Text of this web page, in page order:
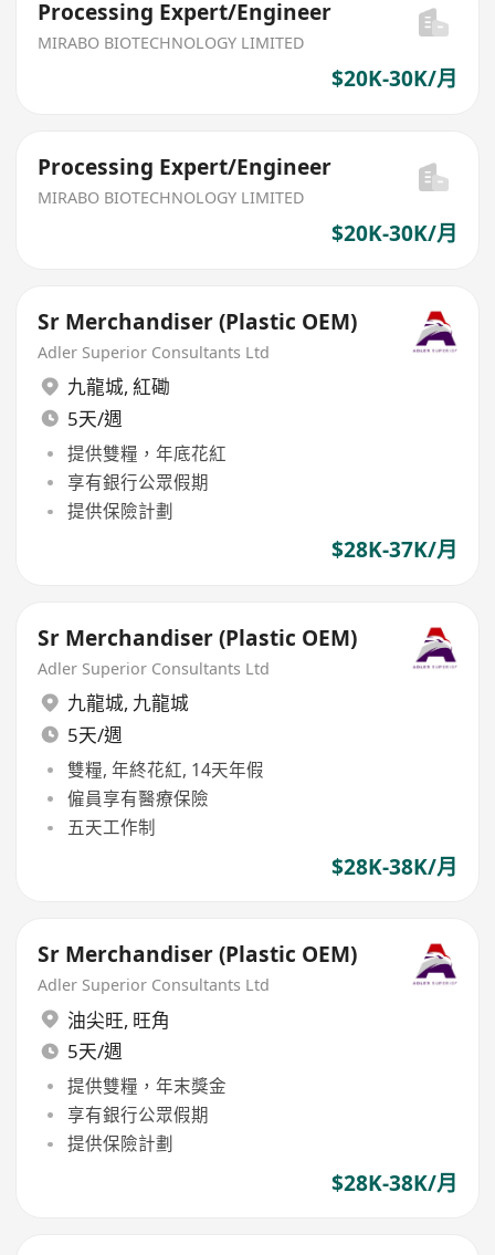
Processing Expert/Engineer
MIRABO BIOTECHNOLOGY LIMITED
$20K-30K/月
Processing Expert/Engineer
MIRABO BIOTECHNOLOGY LIMITED
$20K-30K/月
Sr Merchandiser (Plastic OEM)
Adler Superior Consultants Ltd
九龍城, 紅磡
5天/週
提供雙糧，年底花紅
享有銀行公眾假期
提供保險計劃
$28K-37K/月
Sr Merchandiser (Plastic OEM)
Adler Superior Consultants Ltd
九龍城, 九龍城
5天/週
雙糧, 年終花紅, 14天年假
僱員享有醫療保險
五天工作制
$28K-38K/月
Sr Merchandiser (Plastic OEM)
Adler Superior Consultants Ltd
油尖旺, 旺角
5天/週
提供雙糧，年末獎金
享有銀行公眾假期
提供保險計劃
$28K-38K/月